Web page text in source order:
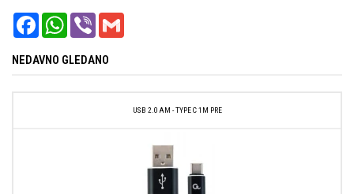
FACEBOOKWHATSAPPVIBER
NEDAVNO GLEDANO
USB 2.0 AM - TYPE C 1M PRE